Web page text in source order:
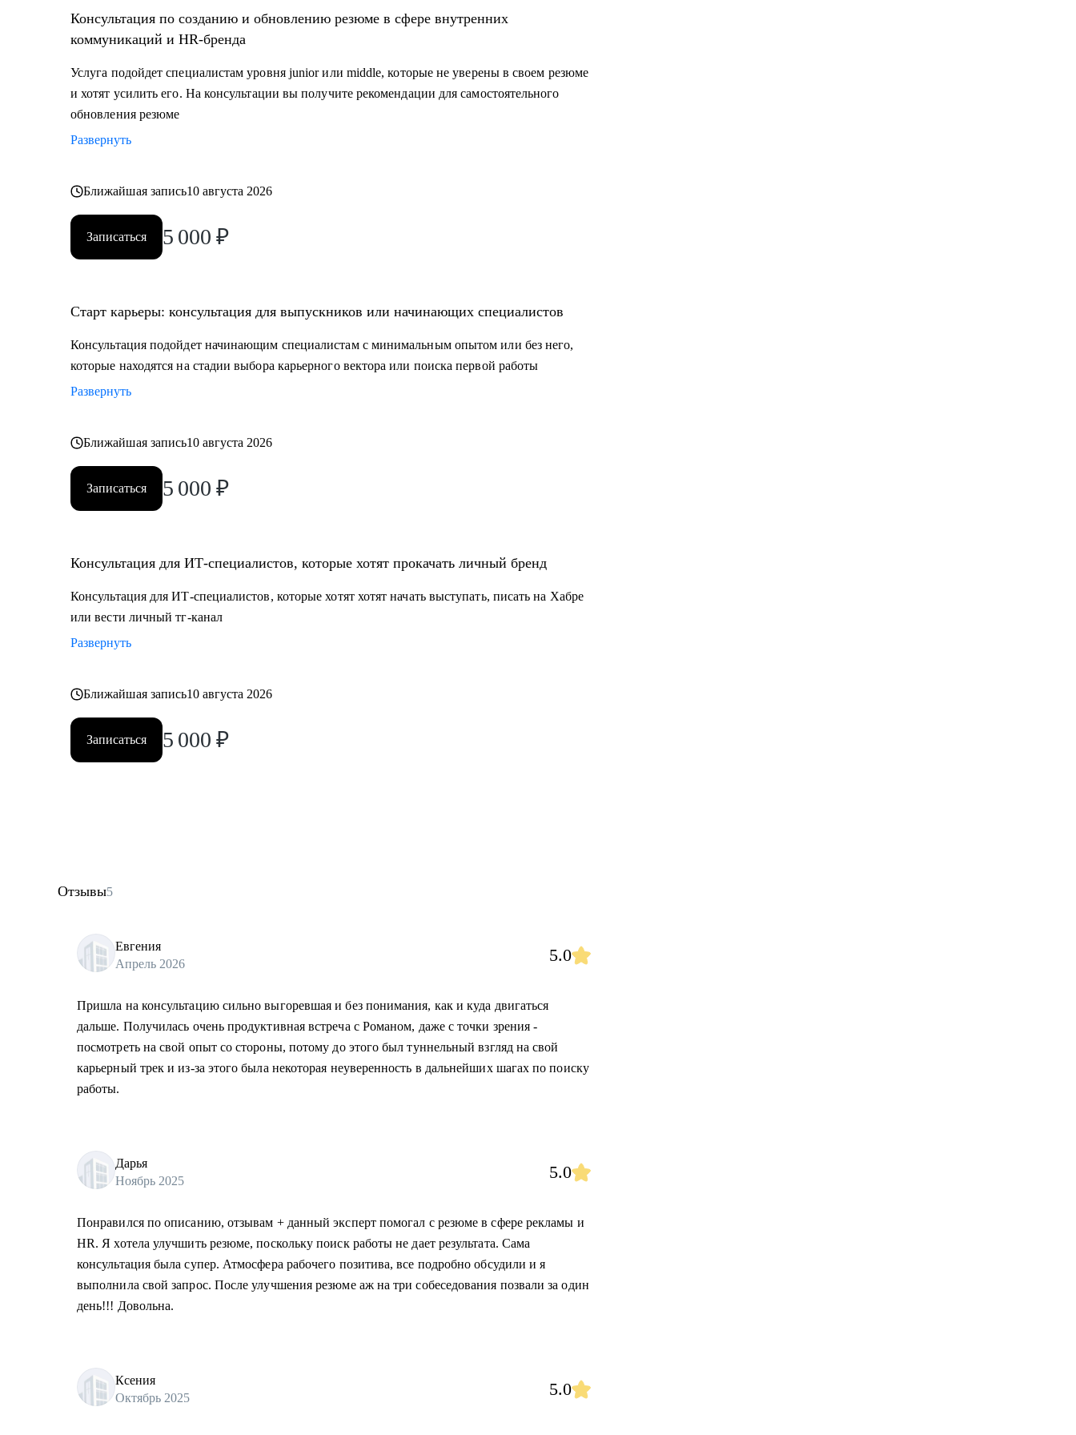
ивент
• специалистам уровня Junior и Middle: внутренние коммуникации, HR-бренд, event-менеджер
Консультация по созданию и обновлению резюме в сфере внутренних
коммуникаций и HR-бренда
Услуга подойдет специалистам уровня junior или middle, которые не уверены в своем резюме
и хотят усилить его. На консультации вы получите рекомендации для самостоятельного
обновления резюме
Развернуть
Ближайшая запись10 августа 2026
Записаться 5 000 ₽
Старт карьеры: консультация для выпускников или начинающих специалистов
Консультация подойдет начинающим специалистам с минимальным опытом или без него,
которые находятся на стадии выбора карьерного вектора или поиска первой работы
Развернуть
Ближайшая запись10 августа 2026
Записаться 5 000 ₽
Консультация для ИТ-специалистов, которые хотят прокачать личный бренд
Консультация для ИТ-специалистов, которые хотят хотят начать выступать, писать на Хабре
или вести личный тг-канал
Развернуть
Ближайшая запись10 августа 2026
Записаться 5 000 ₽
Отзывы5
Евгения
Апрель 2026
5.0
Пришла на консультацию сильно выгоревшая и без понимания, как и куда двигаться
дальше. Получилась очень продуктивная встреча с Романом, даже с точки зрения -
посмотреть на свой опыт со стороны, потому до этого был туннельный взгляд на свой
карьерный трек и из-за этого была некоторая неуверенность в дальнейших шагах по поиску
работы.
Дарья
Ноябрь 2025
5.0
Понравился по описанию, отзывам + данный эксперт помогал с резюме в сфере рекламы и
HR. Я хотела улучшить резюме, поскольку поиск работы не дает результата. Сама
консультация была супер. Атмосфера рабочего позитива, все подробно обсудили и я
выполнила свой запрос. После улучшения резюме аж на три собеседования позвали за один
день!!! Довольна.
Ксения
Октябрь 2025
5.0